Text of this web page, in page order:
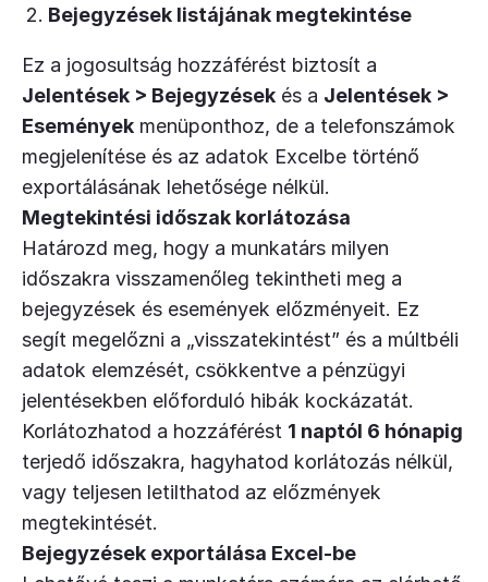
Bejegyzések listájának megtekintése
Ez a jogosultság hozzáférést biztosít a
Jelentések > Bejegyzések és a Jelentések >
Események menüponthoz, de a telefonszámok
megjelenítése és az adatok Excelbe történő
exportálásának lehetősége nélkül.
Megtekintési időszak korlátozása
Határozd meg, hogy a munkatárs milyen
időszakra visszamenőleg tekintheti meg a
bejegyzések és események előzményeit. Ez
segít megelőzni a „visszatekintést” és a múltbéli
adatok elemzését, csökkentve a pénzügyi
jelentésekben előforduló hibák kockázatát.
Korlátozhatod a hozzáférést 1 naptól 6 hónapig
terjedő időszakra, hagyhatod korlátozás nélkül,
vagy teljesen letilthatod az előzmények
megtekintését.
Bejegyzések exportálása Excel-be